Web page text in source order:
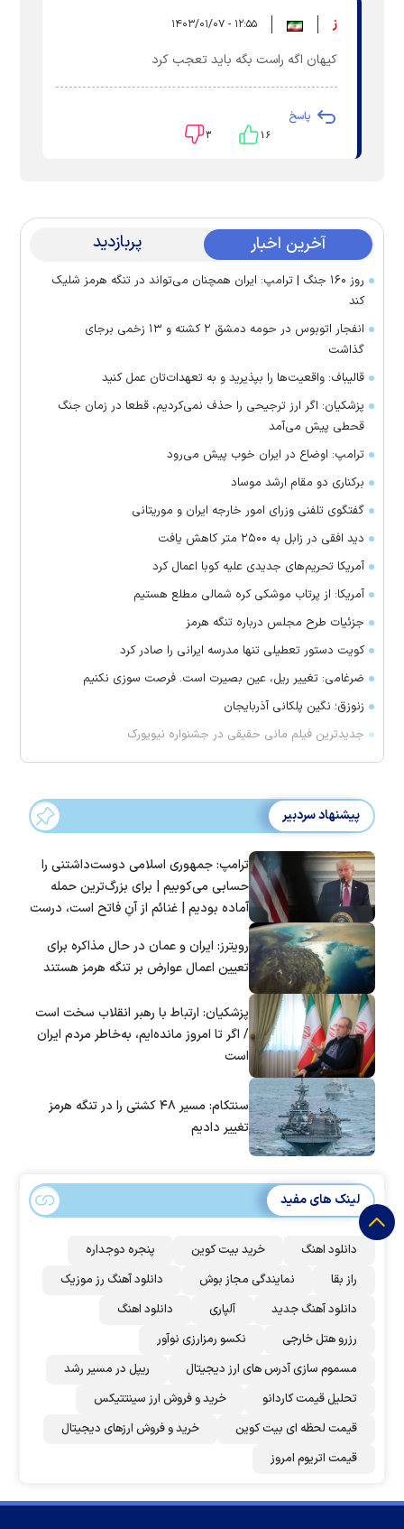
ز ۱۲:۵۵ - ۱۴۰۳/۰۱/۰۷
کیهان اگه راست بگه باید تعجب کرد
پاسخ
۱۶ ۳
آخرین اخبار پربازدید
روز ۱۶۰ جنگ | ترامپ: ایران همچنان می‌تواند در تنگه هرمز شلیک
کند
انفجار اتوبوس در حومه دمشق ۲ کشته و ۱۳ زخمی برجای
گذاشت
قالیباف: واقعیت‌ها را بپذیرید و به تعهدات‌تان عمل کنید
پزشکیان: اگر ارز ترجیحی را حذف نمی‌کردیم، قطعا در زمان جنگ
قحطی پیش می‌آمد
ترامپ: اوضاع در ایران خوب پیش می‌رود
برکناری دو مقام ارشد موساد
گفتگوی تلفنی وزرای امور خارجه ایران و موریتانی
دید افقی در زابل به ۲۵۰۰ متر کاهش یافت
آمریکا تحریم‌های جدیدی علیه کوبا اعمال کرد
آمریکا: از پرتاب موشکی کره شمالی مطلع هستیم
جزئیات طرح مجلس درباره تنگه هرمز
کویت دستور تعطیلی تنها مدرسه ایرانی را صادر کرد
ضرغامی: تغییر ریل، عین بصیرت است. فرصت سوزی نکنیم
زنوزق؛ نگین پلکانی آذربایجان
جدیدترین فیلم مانی حقیقی در جشنواره نیویورک
پیشنهاد سردبیر
ترامپ: جمهوری اسلامی دوست‌داشتنی را
حسابی می‌کوبیم | برای بزرگ‌ترین حمله
آماده بودیم | غنائم از آنِ فاتح است، درست
رویترز: ایران و عمان در حال مذاکره برای
تعیین اعمال عوارض بر تنگه هرمز هستند
پزشکیان: ارتباط با رهبر انقلاب سخت است
/ اگر تا امروز مانده‌ایم، به‌خاطر مردم ایران
است
سنتکام: مسیر ۴۸ کشتی را در تنگه هرمز
تغییر دادیم
لینک های مفید
دانلود اهنگ خرید بیت کوین
پنجره دوجداره
راز بقا
نمایندگی مجاز بوش
دانلود آهنگ رز‌ موزیک
دانلود آهنگ جدید
آلپاری
دانلود اهنگ
رزرو هتل خارجی
نکسو رمزارزی نوآور
مسموم سازی آدرس های ارز دیجیتال
ریپل در مسیر رشد
تحلیل قیمت کاردانو
خرید و فروش ارز سینتتیکس
قیمت لحظه ای بیت کوین
خرید و فروش ارزهای دیجیتال
قیمت اتریوم امروز